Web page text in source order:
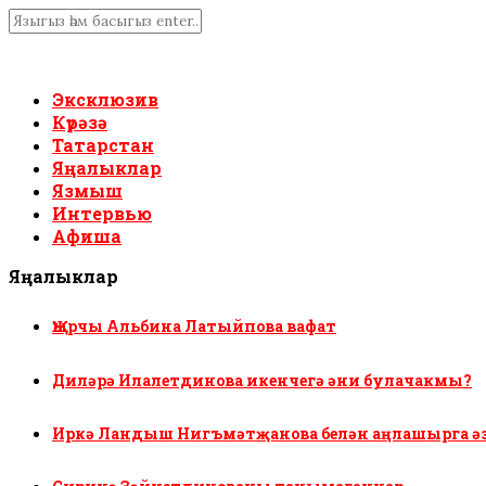
Эксклюзив
Күрәзә
Татарстан
Яңалыклар
Язмыш
Интервью
Афиша
Яңалыклар
Җырчы Альбина Латыйпова вафат
Диләрә Илалетдинова икенчегә әни булачакмы?
Иркә Ландыш Нигъмәтҗанова белән аңлашырга